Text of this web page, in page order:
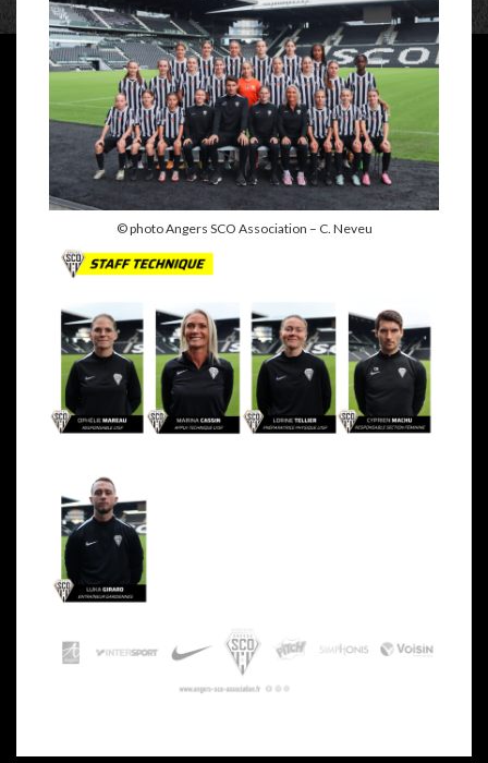
© photo Angers SCO Association – C. Neveu